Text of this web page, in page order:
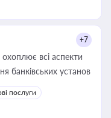
+7
охоплює всі аспекти
банківських установ
послуги